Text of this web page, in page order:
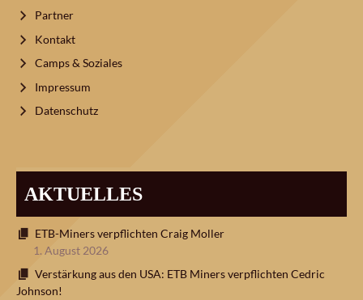
Partner
Kontakt
Camps & Soziales
Impressum
Datenschutz
AKTUELLES
ETB-Miners verpflichten Craig Moller
1. August 2026
Verstärkung aus den USA: ETB Miners verpflichten Cedric
Johnson!